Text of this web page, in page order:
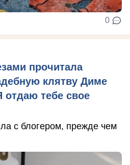
0
прочитала
клятву Диме
отдаю тебе свое
с блогером, прежде чем